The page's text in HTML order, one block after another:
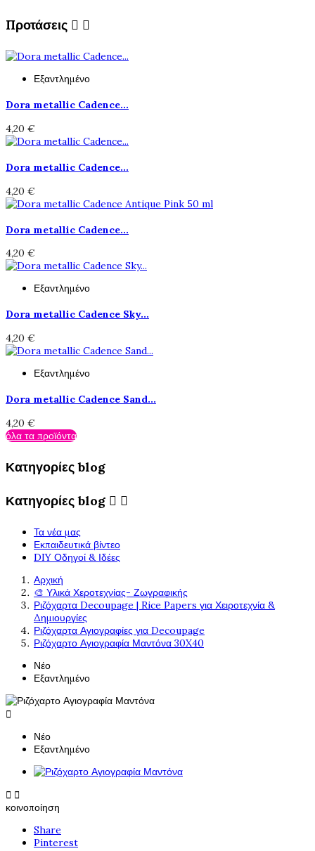
Προτάσεις  
Εξαντλημένο
Dora metallic Cadence...
4,20 €
Dora metallic Cadence...
4,20 €
Dora metallic Cadence...
4,20 €
Εξαντλημένο
Dora metallic Cadence Sky...
4,20 €
Εξαντλημένο
Dora metallic Cadence Sand...
4,20 €
όλα τα προϊόντα
Κατηγορίες blog
Κατηγορίες blog  
Τα νέα μας
Εκπαιδευτικά βίντεο
DIY Οδηγοί & Ιδέες
Αρχική
🎨 Υλικά Χεροτεχνίας- Ζωγραφικής
Ριζόχαρτα Decoupage | Rice Papers για Χειροτεχνία &
Δημιουργίες
Ριζόχαρτα Αγιογραφίες για Decoupage
Ριζόχαρτο Αγιογραφία Μαντόνα 30X40
Νέο
Εξαντλημένο

Νέο
Εξαντλημένο
 
κοινοποίηση
Share
Pinterest